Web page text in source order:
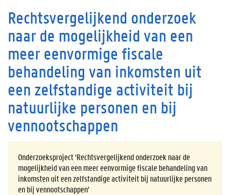
Rechtsvergelijkend onderzoek
naar de mogelijkheid van een
meer eenvormige fiscale
behandeling van inkomsten uit
een zelfstandige activiteit bij
natuurlijke personen en bij
vennootschappen
Onderzoeksproject ‘Rechtsvergelijkend onderzoek naar de
mogelijkheid van een meer eenvormige fiscale behandeling van
inkomsten uit een zelfstandige activiteit bij natuurlijke personen
en bij vennootschappen'